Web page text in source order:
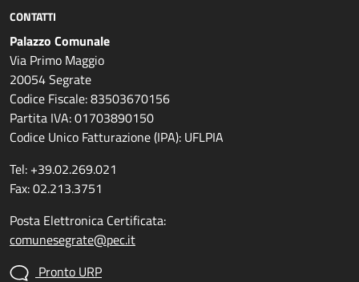
CONTATTI
Palazzo Comunale
Via Primo Maggio
20054 Segrate
Codice Fiscale: 83503670156
Partita IVA: 01703890150
Codice Unico Fatturazione (IPA): UFLPIA
Tel: +39.02.269.021
Fax: 02.213.3751
Posta Elettronica Certificata:
comunesegrate@pec.it
Pronto URP